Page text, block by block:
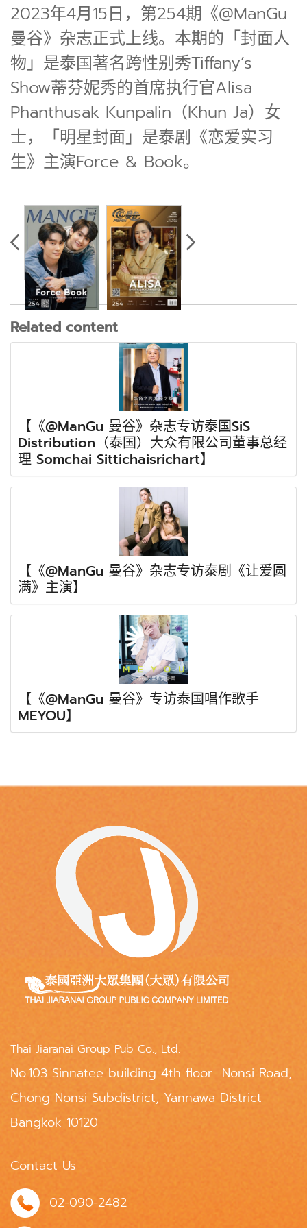
2023年4月15日，第254期《@ManGu
曼谷》杂志正式上线。本期的「封面人
物」是泰国著名跨性别秀Tiffany’s
Show蒂芬妮秀的首席执行官Alisa
Phanthusak Kunpalin（Khun Ja）女
士，「明星封面」是泰剧《恋爱实习
生》主演Force & Book。
Related content
【《@ManGu 曼谷》杂志专访泰国SiS
Distribution（泰国）大众有限公司董事总经
理 Somchai Sittichaisrichart】
【《@ManGu 曼谷》杂志专访泰剧《让爱圆
满》主演】
【《@ManGu 曼谷》专访泰国唱作歌手
MEYOU】
Thai Jiaranai Group Pub Co., Ltd.
No.103 Sinnatee building 4th floor Nonsi Road,
Chong Nonsi Subdistrict, Yannawa District
Bangkok 10120
Contact Us
02-090-2482